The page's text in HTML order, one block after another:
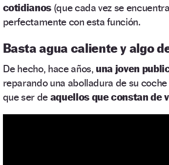
cotidianos (que cada vez se
perfectamente con esta función.
Basta agua caliente y algo
De hecho, hace años, una joven
reparando una abolladura de su coche
que ser de aquellos que constan de